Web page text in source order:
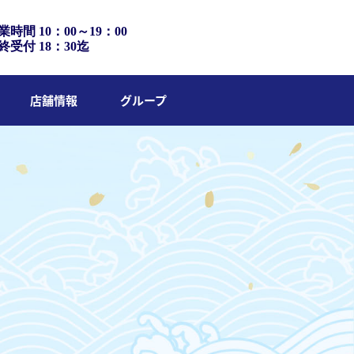
時間 10：00～19：00
受付 18：30迄
店舗情報 グループ